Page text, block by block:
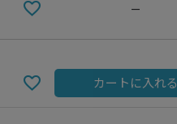
—
カートに入れる